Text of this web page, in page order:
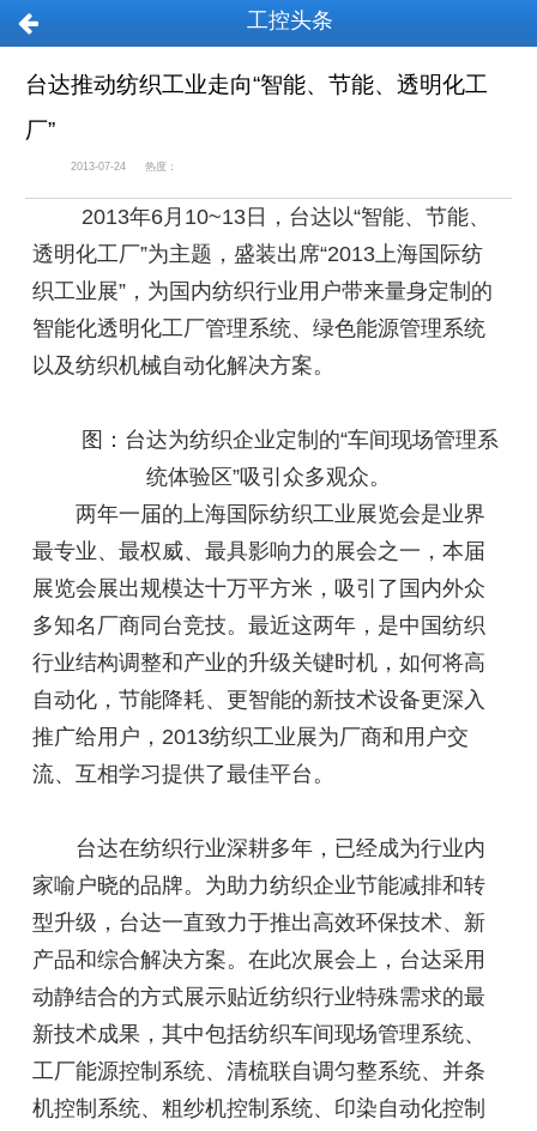
工控头条
台达推动纺织工业走向“智能、节能、透明化工
厂”
2013-07-24 热度：
2013年6月10~13日，台达以“智能、节能、
透明化工厂”为主题，盛装出席“2013上海国际纺
织工业展”，为国内纺织行业用户带来量身定制的
智能化透明化工厂管理系统、绿色能源管理系统
以及纺织机械自动化解决方案。
图：台达为纺织企业定制的“车间现场管理系
统体验区”吸引众多观众。
两年一届的上海国际纺织工业展览会是业界
最专业、最权威、最具影响力的展会之一，本届
展览会展出规模达十万平方米，吸引了国内外众
多知名厂商同台竞技。最近这两年，是中国纺织
行业结构调整和产业的升级关键时机，如何将高
自动化，节能降耗、更智能的新技术设备更深入
推广给用户，2013纺织工业展为厂商和用户交
流、互相学习提供了最佳平台。
台达在纺织行业深耕多年，已经成为行业内
家喻户晓的品牌。为助力纺织企业节能减排和转
型升级，台达一直致力于推出高效环保技术、新
产品和综合解决方案。在此次展会上，台达采用
动静结合的方式展示贴近纺织行业特殊需求的最
新技术成果，其中包括纺织车间现场管理系统、
工厂能源控制系统、清梳联自调匀整系统、并条
机控制系统、粗纱机控制系统、印染自动化控制